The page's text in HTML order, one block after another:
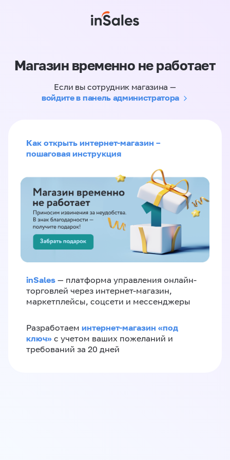
Магазин временно не работает
Если вы сотрудник магазина —
войдите в панель администратора
Как открыть интернет-магазин –
пошаговая инструкция
inSales — платформа управления онлайн-
торговлей через интернет-магазин,
маркетплейсы, соцсети и мессенджеры
Разработаем интернет-магазин «‎под
ключ»‎ с учетом ваших пожеланий и
требований за 20 дней